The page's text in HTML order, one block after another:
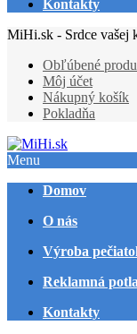
Kontakty
MiHi.sk - Srdce vašej
Obľúbené
Môj účet
Nákupný košík
Pokladňa
Menu
Domov
O nás
Výroba
Reklamná
Kontakty